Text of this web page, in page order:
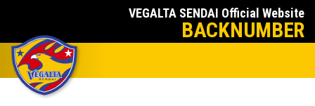
VEGALTA SENDAI Official Website
BACKNUMBER